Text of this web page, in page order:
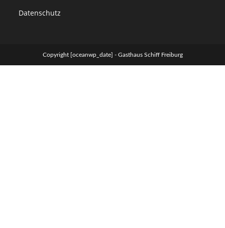
Datenschutz
Copyright [oceanwp_date] - Gasthaus Schiff Freiburg